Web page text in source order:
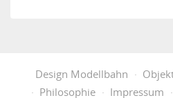
Design Modellbahn
Philosophie
Impressum